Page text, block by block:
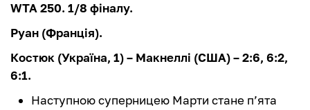
WTA 250. 1/8 фіналу.
Руан (Франція).
Костюк (Україна, 1) – Макнеллі (США) – 2:6, 6:2,
6:1.
Наступною суперницею Марти стане п’ята